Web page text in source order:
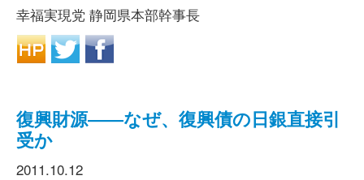
幸福実現党 静岡県本部幹事長
復興財源――なぜ、復興債の日銀直接引
受か
2011.10.12